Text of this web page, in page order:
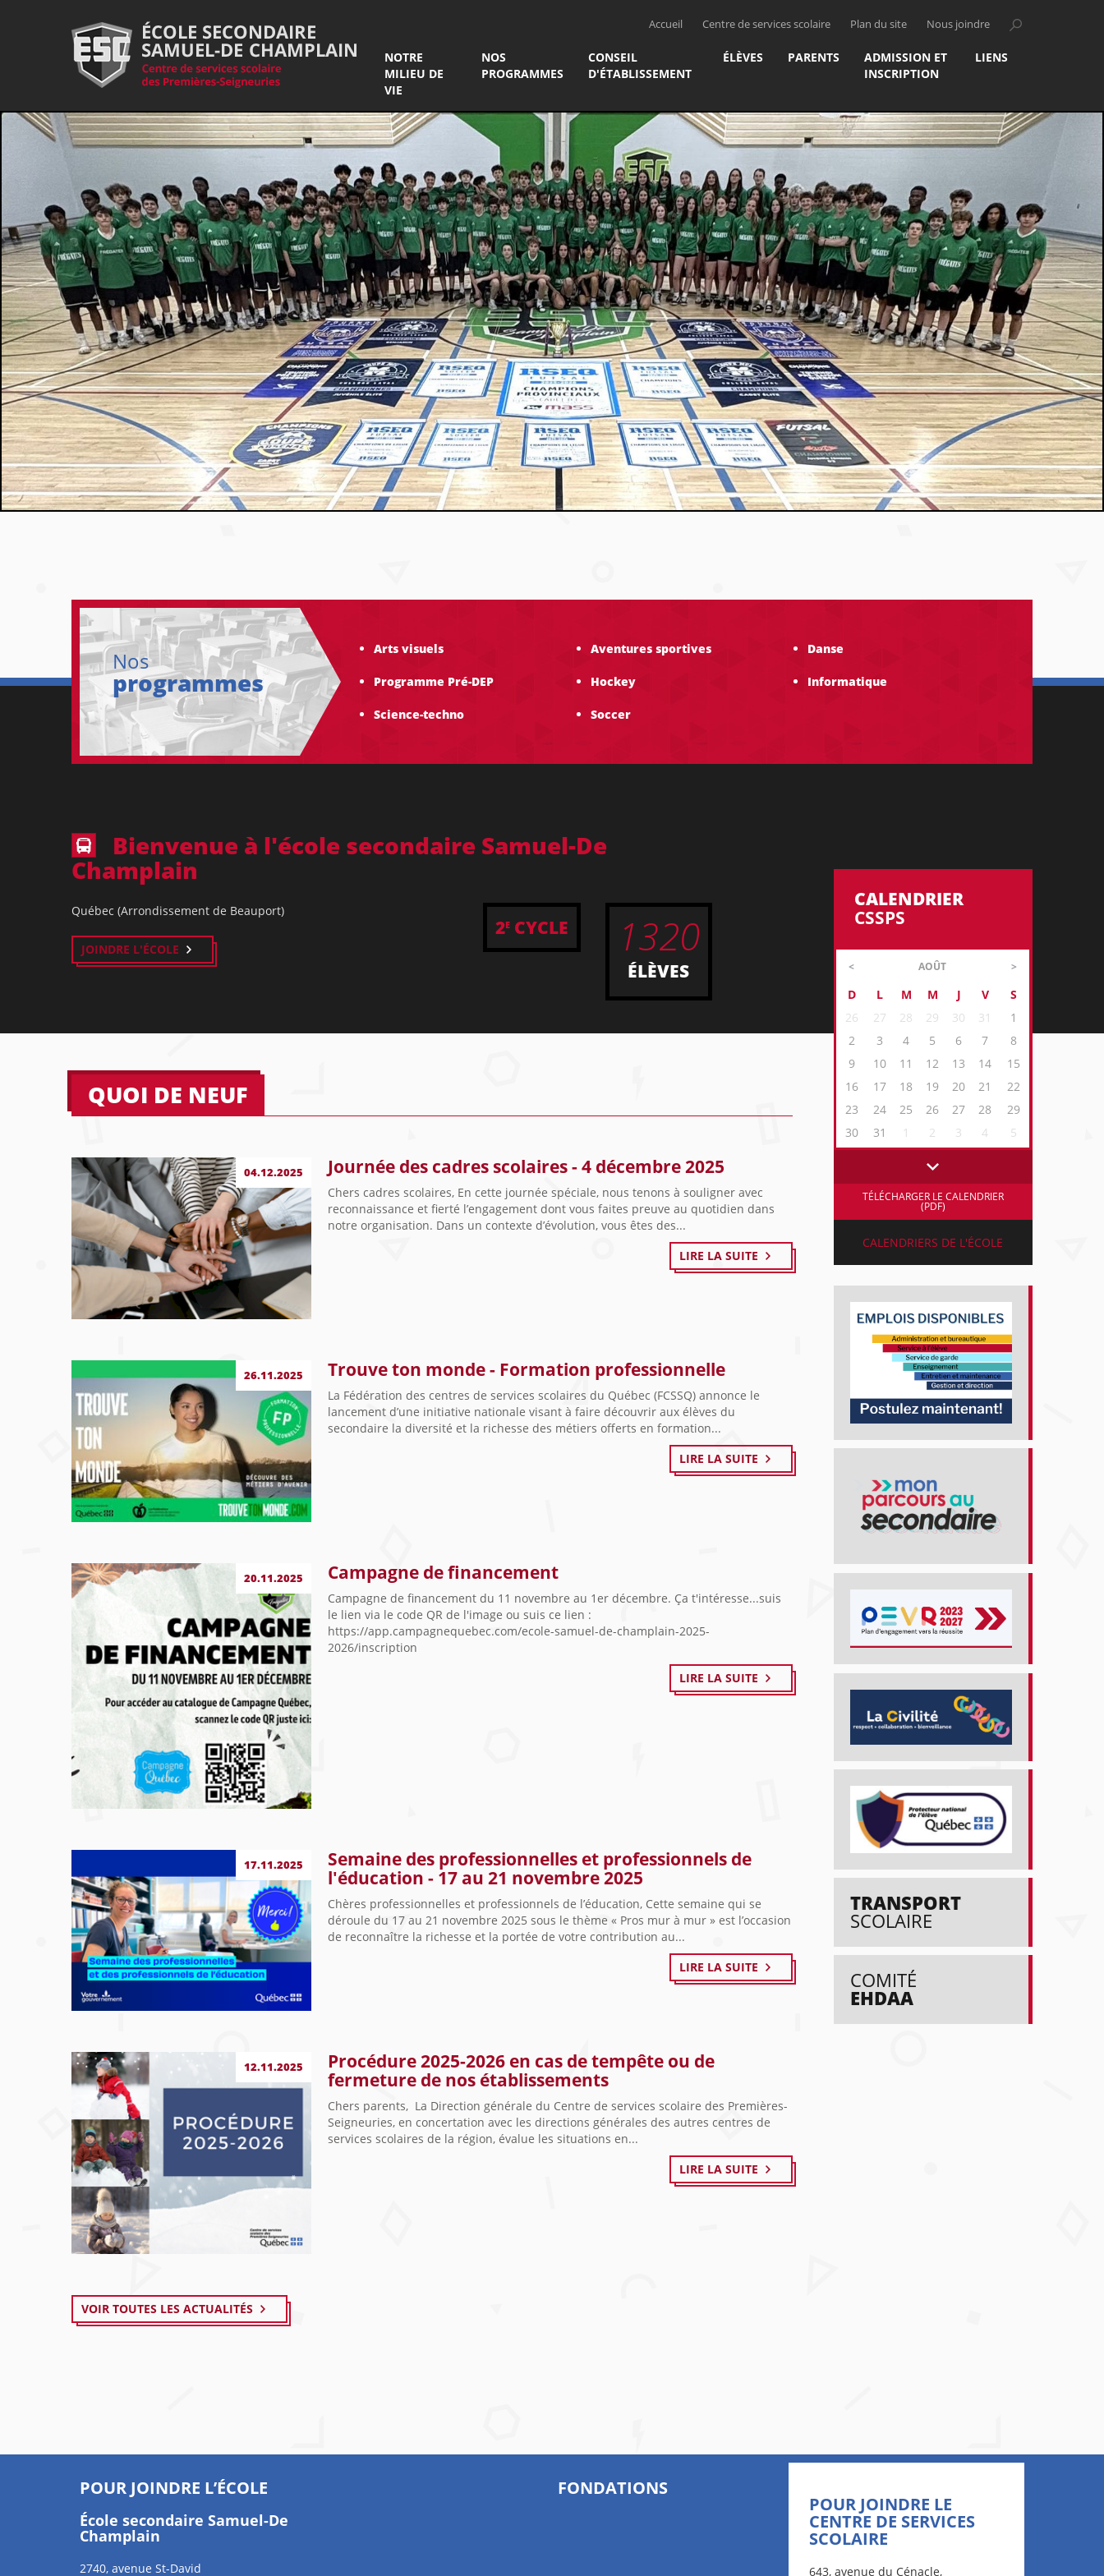
Accueil Centre de services scolaire Plan du site Nous joindre
NOTRE
MILIEU DE
VIE
NOS
PROGRAMMES
CONSEIL
D'ÉTABLISSEMENT
ÉLÈVES PARENTS
ADMISSION ET
INSCRIPTION
LIENS
Nos
programmes
Arts visuels Aventures sportives Danse
Programme Pré-DEP Hockey Informatique
Science-techno Soccer
Bienvenue à l'école secondaire Samuel-De
Champlain
Québec (Arrondissement de Beauport)
JOINDRE L'ÉCOLE 1320
ÉLÈVES
2ECYCLE
CALENDRIER
CSSPS
AOÛT
D L M M J V
S
26
27 28 29 30 31
1
2
3 4 5 6 7
8
9
10 11 12 13 14
15
16
17 18 19 20 21
22
23
24 25 26 27 28
29
30
31 1 2 3 4 5
TÉLÉCHARGER LE CALENDRIER
(PDF)
CALENDRIERS DE L'ÉCOLE
TRANSPORT
SCOLAIRE
COMITÉ
EHDAA
QUOI DE NEUF
04.12.2025 Journée des cadres scolaires - 4 décembre 2025
Chers cadres scolaires, En cette journée spéciale, nous tenons à souligner avec
reconnaissance et fierté l’engagement dont vous faites preuve au quotidien dans
notre organisation. Dans un contexte d’évolution, vous êtes des...
LIRE LA SUITE
26.11.2025 Trouve ton monde - Formation professionnelle
La Fédération des centres de services scolaires du Québec (FCSSQ) annonce le
lancement d’une initiative nationale visant à faire découvrir aux élèves du
secondaire la diversité et la richesse des métiers offerts en formation...
LIRE LA SUITE
20.11.2025 Campagne de financement
Campagne de financement du 11 novembre au 1er décembre. Ça t'intéresse...suis
le lien via le code QR de l'image ou suis ce lien :
https://app.campagnequebec.com/ecole-samuel-de-champlain-2025-
2026/inscription
LIRE LA SUITE
17.11.2025
Semaine des professionnelles et professionnels de
l'éducation - 17 au 21 novembre 2025
Chères professionnelles et professionnels de l’éducation, Cette semaine qui se
déroule du 17 au 21 novembre 2025 sous le thème « Pros mur à mur » est l’occasion
de reconnaître la richesse et la portée de votre contribution au...
LIRE LA SUITE
12.11.2025
Procédure 2025-2026 en cas de tempête ou de
fermeture de nos établissements
Chers parents, La Direction générale du Centre de services scolaire des Premières-
Seigneuries, en concertation avec les directions générales des autres centres de
services scolaires de la région, évalue les situations en...
LIRE LA SUITE
VOIR TOUTES LES ACTUALITÉS
POUR JOINDRE L’ÉCOLE
École secondaire Samuel-De
Champlain
2740, avenue St-David
FONDATIONS
POUR JOINDRE LE
CENTRE DE SERVICES
SCOLAIRE
643, avenue du Cénacle,